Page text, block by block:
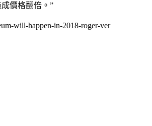
價格翻倍。”
will-happen-in-2018-roger-ver